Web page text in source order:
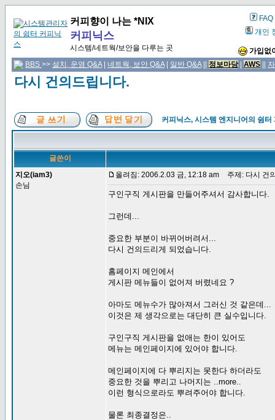
커피향이 나는 *NIX
커피닉스
시스템/네트웍/보안을 다루는 곳
FAQ
개인
가입없
BBS >> 설치, 운영 Q&A| 네트웍, 보안 Q&A| 일반 Q&A|| 정보마당| AWS
다시 건의드립니다.
커피닉스, 시스템 엔지니어의 쉼터
글쓴이
지오(iam3)
손님
올려짐: 2006.2.03 금, 12:18 am 주제: 다시 건
구인구직 게시판을 만들어주셔서 감사합니다.
그런데...
중요한 부분이 바뀌어버려서...
다시 건의드리게 되었습니다.
홈페이지 메인에서
게시판 메뉴들이 없어져 버렸네요 ?
아마도 메뉴수가 많아져서 그러신 것 같은데...
이것은 제 생각으로는 대단히 큰 실수입니다.
구인구직 게시판을 없애는 한이 있어도
메뉴는 메인페이지에 있어야 합니다.
메인페이지에 다 뿌리지는 못한다 하더라도
중요한 것을 뿌리고 나머지는 ..more..
이런 형식으로라도 뿌려주어야 합니다.
물론 최종결정은..